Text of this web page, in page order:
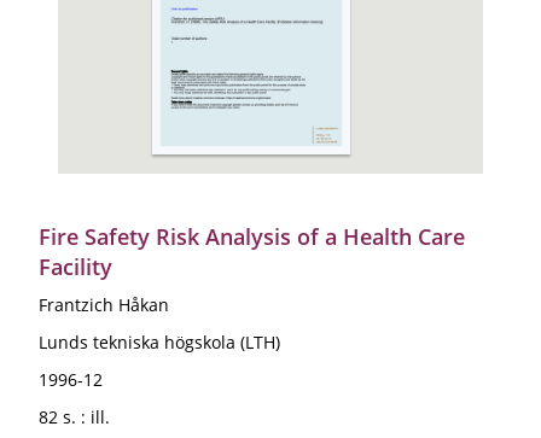
Fire Safety Risk Analysis of a Health Care
Facility
Frantzich Håkan
Lunds tekniska högskola (LTH)
1996-12
82 s. : ill.